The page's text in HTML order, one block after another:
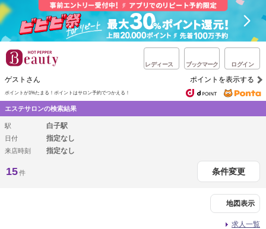
レディース ブックマーク ログイン
ゲストさん ポイントを表示する
ポイントが1%たまる！ ポイントはサロン予約でつかえる！
エステサロンの検索結果
駅 白子駅
日付 指定なし
来店時刻 指定なし
15件 条件変更
地図表示
求人一覧